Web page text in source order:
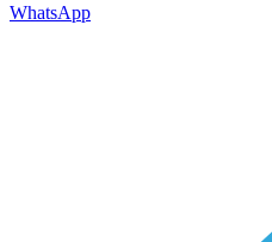
WhatsApp